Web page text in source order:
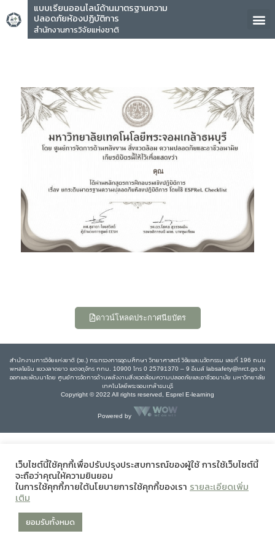
แบบเรียนออนไลน์ด้านมาตรฐานความ
ปลอดภัยห้องปฏิบัติการ
สำนักงานการวิจัยแห่งชาติ
คุณ
ดาวน์โหลดประกาศนียบัตร
สำนักงานการวิจัยแห่งชาติ (วช.) กระทรวงการอุดมศึกษา วิทยาศาสตร์ วิจัยและนวัตกรรม เลขที่ 196 ถนน
พหลโยธิน แขวงลาดยาว เขตจตุจักร กทม. 10900 โทร 0 25791370 – 9 อีเมล์ labsafety@nrct.go.th
ออกและพัฒนาโดย ศูนย์การจัดการด้านพลังงานสิ่งแวดล้อมความปลอดภัยและอาชีวอนามัย มหาวิทยาลัย
เทคโนโลยีพระจอมเกล้าธนบุรี
Copyright © 2022 All rights reserved, Esprel E-learning
Powered by
เว็บไซต์นี้ใช้คุกกี้เพื่อปรับปรุงประสบการณ์ของผู้ใช้ การใช้เว็บไซต์นี้
จะถือว่าคุณให้ความยินยอม
ในการใช้คุกกี้ภายใต้นโยบายการใช้คุกกี้ของเรา รายละเอียดเพิ่ม
เติม
ยอมรับทั้งหมด